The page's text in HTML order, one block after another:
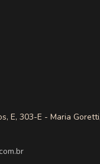
E, 303-E - Maria